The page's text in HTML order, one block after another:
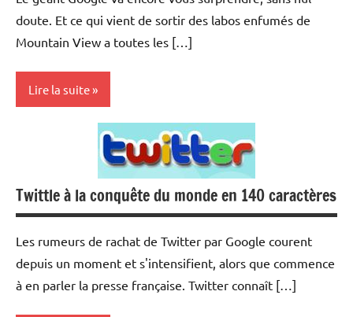
doute. Et ce qui vient de sortir des labos enfumés de
Mountain View a toutes les […]
Lire la suite
Twittle à la conquête du monde en 140 caractères
Les rumeurs de rachat de Twitter par Google courent
depuis un moment et s'intensifient, alors que commence
à en parler la presse française. Twitter connaît […]